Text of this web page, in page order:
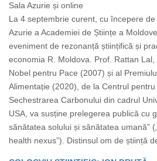
Sala Azurie și online
La 4 septembrie curent, cu începere
Azurie a Academiei de Științe a
eveniment de rezonanță științifică și
economia R. Moldova. Prof. Rattan
Nobel pentru Pace (2007) și al
Alimentație (2020), de la Centrul
Sechestrarea Carbonului din cadrul
USA, va susține prelegerea publică cu
sănătatea solului și sănătatea umană”
health nexus”). Distinsul om de știință